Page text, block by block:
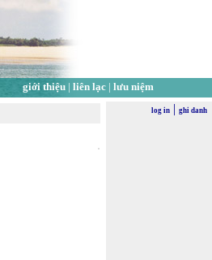
giới thiệu| liên lạc| lưu niệm
log in| ghi danh